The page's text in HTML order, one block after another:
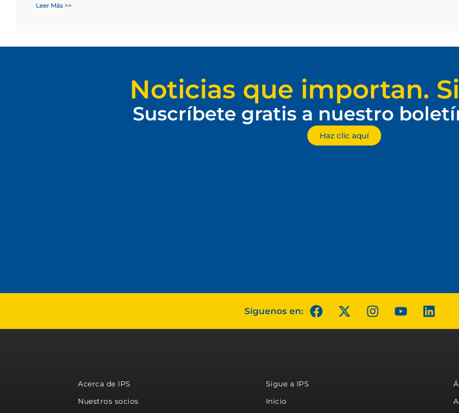
Leer Más >>
Noticias que importan.
Suscríbete gratis a nuestro
Haz clic aquí
Síguenos en:
Acerca de IPS
Nuestros socios
Sigue a IPS
Inicio